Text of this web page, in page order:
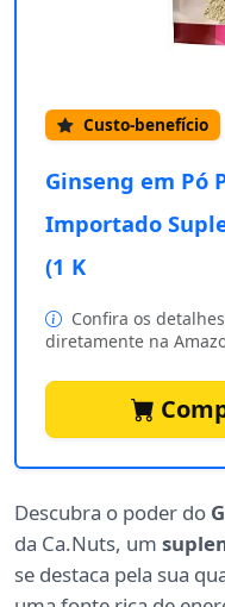
Custo-benefício
Ginseng em Pó
Importado
(1 K
Confira os
diretamente na
Descubra o poder do
da Ca.Nuts, um
se destaca pela sua